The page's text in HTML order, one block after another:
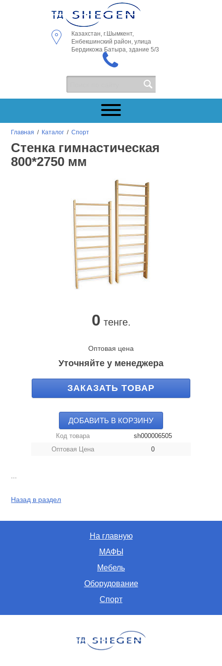
Казахстан, г.Шымкент,
Енбекшинский район, улица
Бердикожа Батыра, здание 5/3
Главная / Каталог /Спорт
Стенка гимнастическая
800*2750 мм
0 тенге.
Оптовая цена
Уточняйте у менеджера
ЗАКАЗАТЬ ТОВАР
ДОБАВИТЬ В КОРЗИНУ
Код товара
sh000006505
Оптовая Цена
0
Назад в раздел
На главную
МАФЫ
Мебель
Оборудование
Спорт